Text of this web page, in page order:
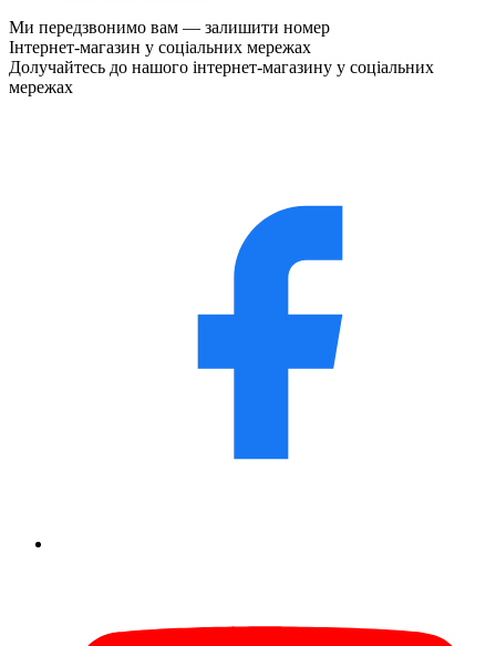
Ми передзвонимо вам — залишити номер
Інтернет-магазин у соціальних мережах
Долучайтесь до нашого інтернет-магазину у соціальних
мережах